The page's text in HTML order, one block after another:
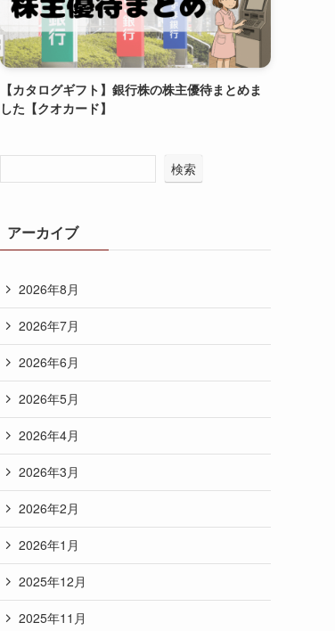
【カタログギフト】銀行株の株主優待まとめま
した【クオカード】
検索
アーカイブ
2026年8月
2026年7月
2026年6月
2026年5月
2026年4月
2026年3月
2026年2月
2026年1月
2025年12月
2025年11月